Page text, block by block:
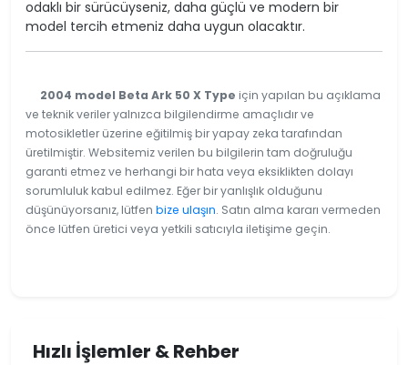
odaklı bir sürücüyseniz, daha güçlü ve modern bir
model tercih etmeniz daha uygun olacaktır.
2004 model Beta Ark 50 X Type için yapılan bu açıklama
ve teknik veriler yalnızca bilgilendirme amaçlıdır ve
motosikletler üzerine eğitilmiş bir yapay zeka tarafından
üretilmiştir. Websitemiz verilen bu bilgilerin tam doğruluğu
garanti etmez ve herhangi bir hata veya eksiklikten dolayı
sorumluluk kabul edilmez. Eğer bir yanlışlık olduğunu
düşünüyorsanız, lütfen bize ulaşın. Satın alma kararı vermeden
önce lütfen üretici veya yetkili satıcıyla iletişime geçin.
Hızlı İşlemler & Rehber